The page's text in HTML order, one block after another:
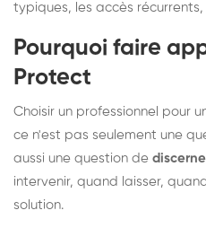
typiques, les accès
Pourquoi faire
Protect
Choisir un professionnel pour
ce n'est pas seulement une
aussi une question de
intervenir, quand laisser,
solution.